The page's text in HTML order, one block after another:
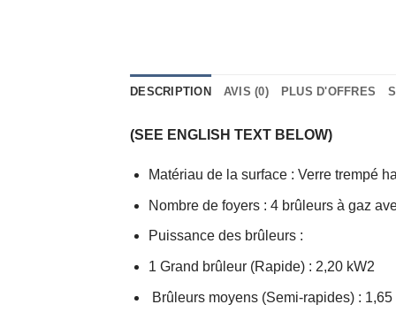
DESCRIPTION AVIS (0) PLUS D'OFFRES
(SEE ENGLISH TEXT BELOW)
Matériau de la surface : Verre trempé
Nombre de foyers : 4 brûleurs à gaz
Puissance des brûleurs :
1 Grand brûleur (Rapide) : 2,20 kW2
Brûleurs moyens (Semi-rapides) :